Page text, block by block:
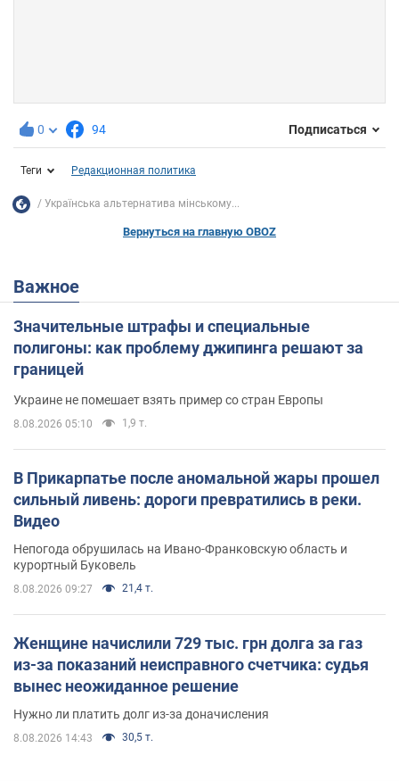
0 94 Подписаться
Теги Редакционная политика
Українська альтернатива мінському...
Вернуться на главную OBOZ
Важное
Значительные штрафы и специальные
полигоны: как проблему джипинга решают за
границей
Украине не помешает взять пример со стран Европы
8.08.2026 05:10 1,9 т.
В Прикарпатье после аномальной жары прошел
сильный ливень: дороги превратились в реки.
Видео
Непогода обрушилась на Ивано-Франковскую область и
курортный Буковель
8.08.2026 09:27 21,4 т.
Женщине начислили 729 тыс. грн долга за газ
из-за показаний неисправного счетчика: судья
вынес неожиданное решение
Нужно ли платить долг из-за доначисления
8.08.2026 14:43 30,5 т.